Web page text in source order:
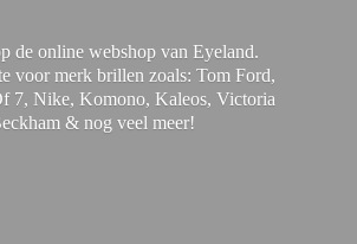
de online webshop van Eyeland.
voor merk brillen zoals: Tom Ford,
7, Nike, Komono, Kaleos, Victoria
& nog veel meer!